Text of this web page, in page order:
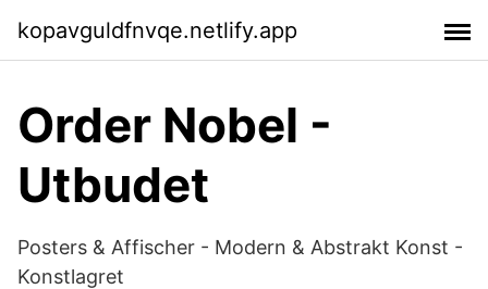
kopavguldfnvqe.netlify.app
Order Nobel -
Utbudet
Posters & Affischer - Modern & Abstrakt Konst -
Konstlagret